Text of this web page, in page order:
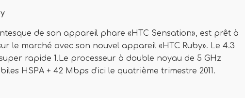
de son appareil phare «HTC Sensation», est prêt à
le marché avec son nouvel appareil «HTC Ruby». Le 4.3
rapide 1.Le processeur à double noyau de 5 GHz
HSPA + 42 Mbps d'ici le quatrième trimestre 2011.